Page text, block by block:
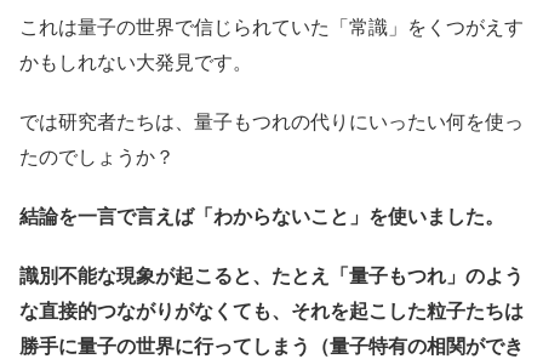
これは量子の世界で信じられていた「常識」をくつがえす
かもしれない大発見です。
では研究者たちは、量子もつれの代りにいったい何を使っ
たのでしょうか？
結論を一言で言えば「わからないこと」を使いました。
識別不能な現象が起こると、たとえ「量子もつれ」のよう
な直接的つながりがなくても、それを起こした粒子たちは
勝手に量子の世界に行ってしまう（量子特有の相関ができ